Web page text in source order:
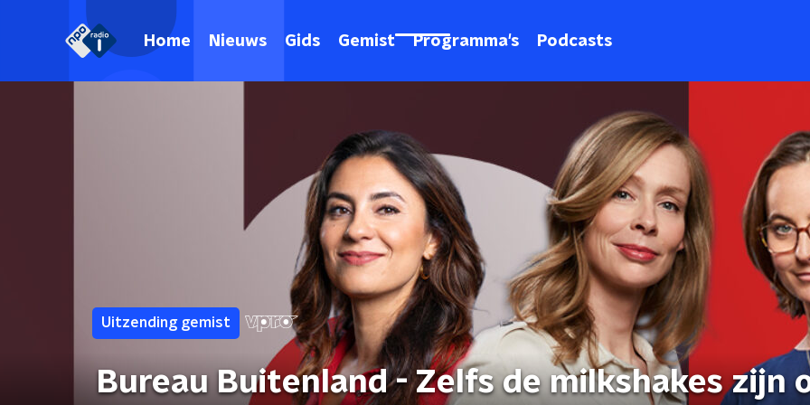
Home Nieuws Gids Gemist Programma's Podcasts
Uitzending gemist
Bureau Buitenland - Zelfs de milkshakes zijn